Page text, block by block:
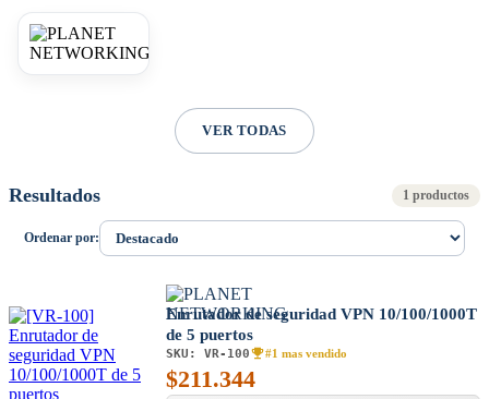
VER TODAS
Resultados 1 productos
Ordenar por:
Enrutador de seguridad VPN 10/100/1000T
de 5 puertos
SKU: VR-100 #1 mas vendido
$211.344